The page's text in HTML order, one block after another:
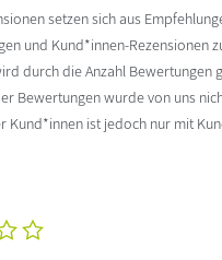
setzen sich aus
und Kund*innen-Rezensionen
durch die Anzahl Bewertungen
Bewertungen wurde von uns
Kund*innen ist jedoch nur mit